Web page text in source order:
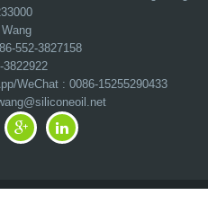
552-3827158
3822922
WeChat : 0086-15255290433